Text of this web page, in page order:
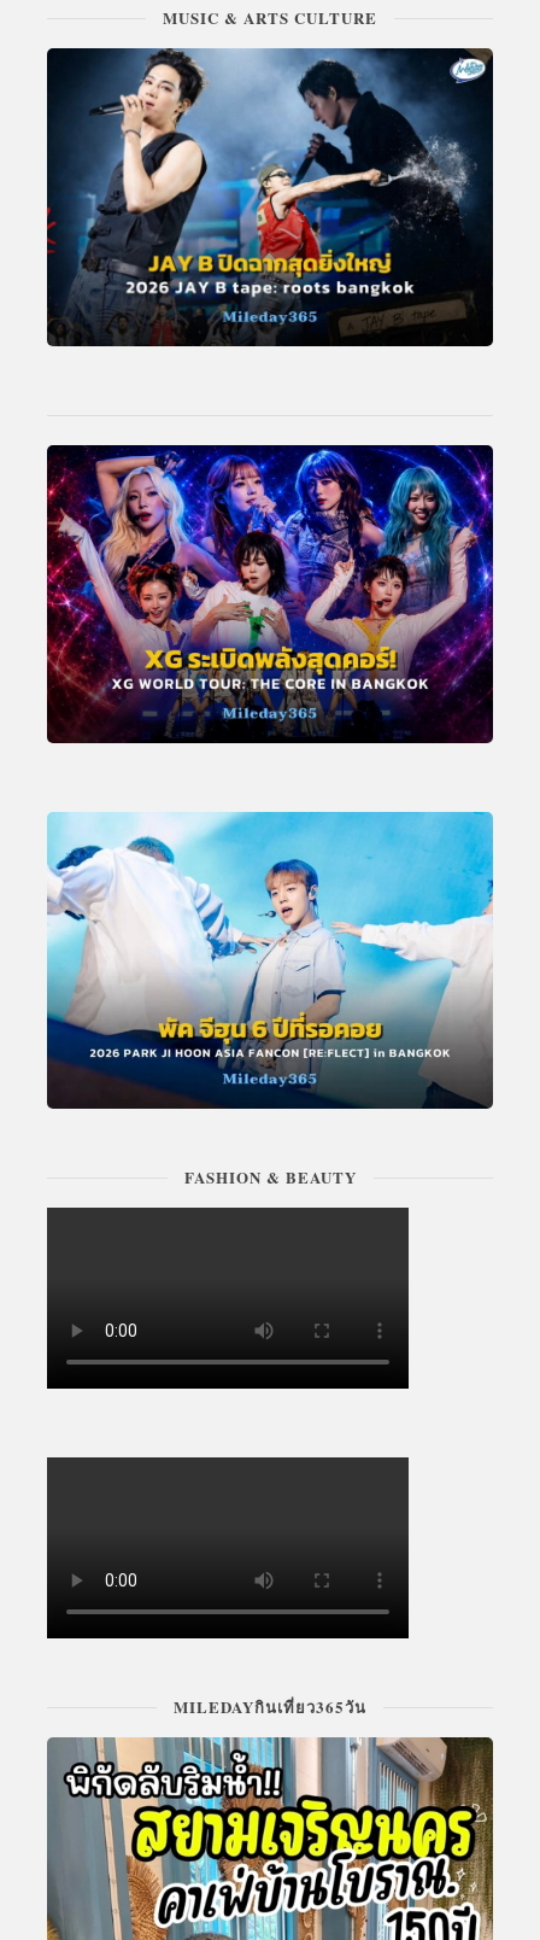
MUSIC & ARTS CULTURE
FASHION & BEAUTY
MILEDAYกินเที่ยว365วัน